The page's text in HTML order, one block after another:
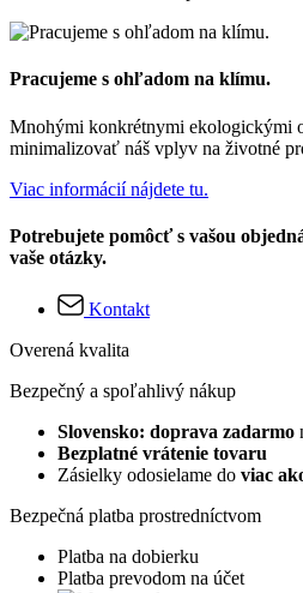
Pracujeme s ohľadom na klímu.
Mnohými konkrétnymi ekologickými
minimalizovať náš vplyv na životné
Viac informácií nájdete tu.
Potrebujete pomôcť s vašou
vaše otázky.
Kontakt
Overená kvalita
Bezpečný a spoľahlivý nákup
Slovensko: doprava zadarmo
Bezplatné vrátenie tovaru
Zásielky odosielame do viac
Bezpečná platba prostredníctvom
Platba na dobierku
Platba prevodom na účet